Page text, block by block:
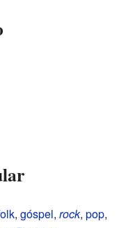
, góspel, rock, pop,